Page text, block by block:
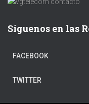
Síguenos en las
FACEBOOK
TWITTER